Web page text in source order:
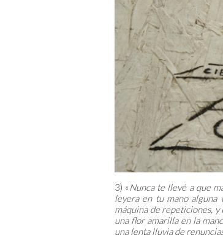
3) « Nunca te llevé a que
leyera en tu mano alguna
máquina de repeticiones, y
una flor amarilla en la
una lenta lluvia de